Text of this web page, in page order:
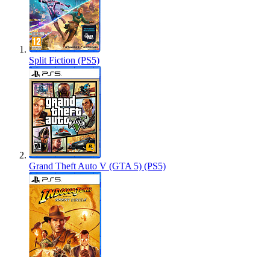
Split Fiction (PS5)
Grand Theft Auto V (GTA 5) (PS5)